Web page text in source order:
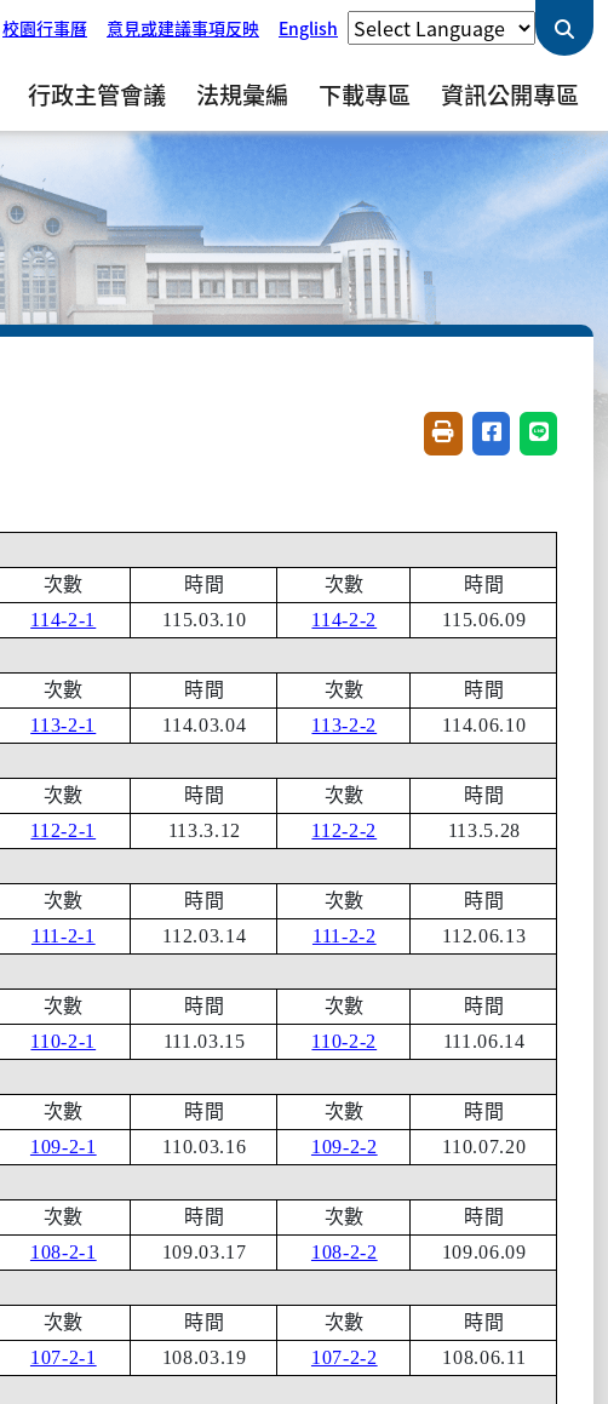
校園行事曆 意見或建議事項反映 English
行政主管會議 法規彙編 下載專區 資訊公開專區
友善列印(開新視窗)
分享至臉書(
分享至
次數 時間 次數
時間
114-2-1 115.03.10 114-2-2
115.06.09
次數 時間 次數
時間
113-2-1 114.03.04 113-2-2
114.06.10
次數 時間 次數
時間
112-2-1 113.3.12 112-2-2
113.5.28
次數 時間 次數
時間
111-2-1 112.03.14 111-2-2
112.06.13
次數 時間 次數
時間
110-2-1 111.03.15 110-2-2
111.06.14
次數 時間 次數
時間
109-2-1 110.03.16 109-2-2
110.07.20
次數 時間 次數
時間
108-2-1 109.03.17 108-2-2
109.06.09
次數 時間 次數
時間
107-2-1 108.03.19 107-2-2
108.06.11